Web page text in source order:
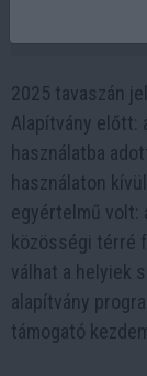
2025 tavaszán
Alapítvány előtt:
használatba
használaton
egyértelmű volt:
közösségi térré
válhat a helyiek
alapítvány
támogató